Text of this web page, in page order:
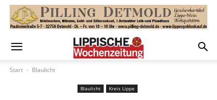
Start Blaulicht
Blaulicht Kreis Lippe